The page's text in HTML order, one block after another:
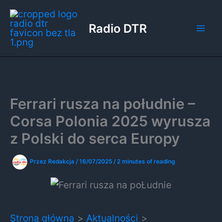
Przejdź
do
treści
Radio DTR
Ferrari rusza na południe –
Corsa Polonia 2025 wyrusza
z Polski do serca Europy
Przez Redakcja /16/07/2025 /2 minutes of reading
Strona główna Aktualności